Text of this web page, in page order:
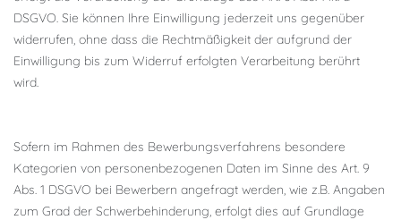
DSGVO. Sie können Ihre Einwilligung jederzeit uns gegenüber
widerrufen, ohne dass die Rechtmäßigkeit der aufgrund der
Einwilligung bis zum Widerruf erfolgten Verarbeitung berührt
wird.
Sofern im Rahmen des Bewerbungsverfahrens besondere
Kategorien von personenbezogenen Daten im Sinne des Art. 9
Abs. 1 DSGVO bei Bewerbern angefragt werden, wie z.B. Angaben
zum Grad der Schwerbehinderung, erfolgt dies auf Grundlage